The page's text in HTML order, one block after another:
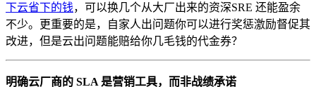
下云省下的钱，可以换几个从大厂出来的资深SRE 还能盈余
不少。更重要的是，自家人出问题你可以进行奖惩激励督促其
改进，但是云出问题能赔给你几毛钱的代金券？
明确云厂商的 SLA 是营销工具，而非战绩承诺